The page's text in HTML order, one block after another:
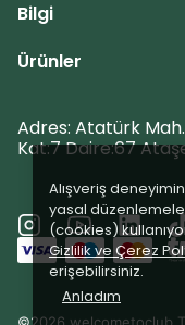
Alışveriş
yasal
(cookies)
Gizlilik ve Çerez
erişebilirsiniz.
Anladım
Bilgi
Ürünler
Adres: Atatürk
Kat:7 Daire:67